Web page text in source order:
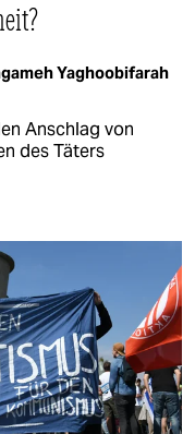
Yaghoobifarah
Anschlag von
des Täters